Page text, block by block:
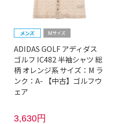
ADIDAS GOLF アディダス
ゴルフ IC482 半袖シャツ 総
柄 オレンジ系 サイズ：M ラ
ンク：A- 【中古】ゴルフウ
ェア
3,630円